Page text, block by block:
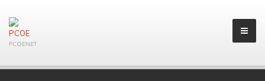
PCOENET